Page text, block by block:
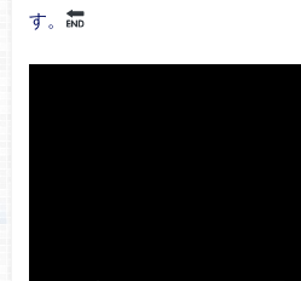
す。